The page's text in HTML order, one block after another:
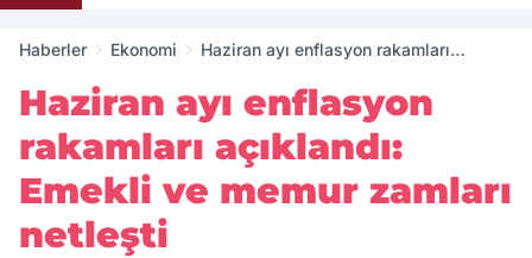
Haberler Ekonomi
Haziran ayı enflasyon rakamları
netleşti
Haziran ayı enflasyon
rakamları açıklandı:
Emekli ve memur zamları
netleşti